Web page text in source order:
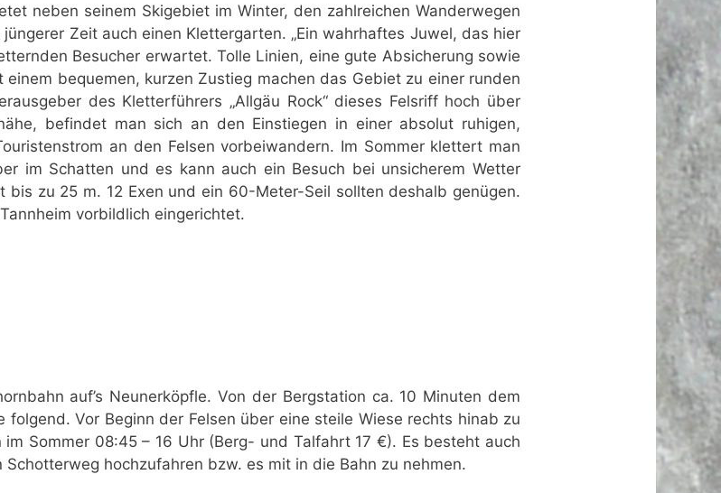
neben seinem Skigebiet im Winter, den zahlreichen Wanderwegen
Zeit auch einen Klettergarten. „Ein wahrhaftes Juwel, das hier
Besucher erwartet. Tolle Linien, eine gute Absicherung sowie
bequemen, kurzen Zustieg machen das Gebiet zu einer runden
des Kletterführers „Allgäu Rock“ dieses Felsriff hoch über
befindet man sich an den Einstiegen in einer absolut ruhigen,
an den Felsen vorbeiwandern. Im Sommer klettert man
im Schatten und es kann auch ein Besuch bei unsicherem Wetter
bis zu 25 m. 12 Exen und ein 60-Meter-Seil sollten deshalb genügen.
vorbildlich eingerichtet.
auf’s Neunerköpfle. Von der Bergstation ca. 10 Minuten dem
Vor Beginn der Felsen über eine steile Wiese rechts hinab zu
Sommer 08:45 – 16 Uhr (Berg- und Talfahrt 17 €). Es besteht auch
hochzufahren bzw. es mit in die Bahn zu nehmen.